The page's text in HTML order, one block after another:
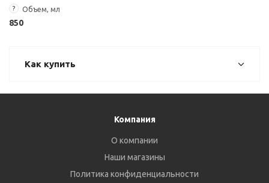
? Объем, мл
850
Как купить
Компания
О компании
Наши магазины
Политика конфиденциальности